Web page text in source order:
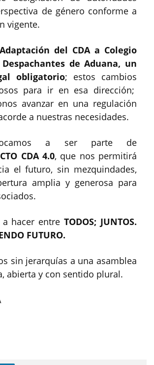
de género conforme a
vigente.
del CDA a Colegio
de Aduana, un
obligatorio; estos cambios
para ir en esa dirección;
avanzar en una regulación
a nuestras necesidades.
a ser parte de
CDA 4.0, que nos permitirá
el futuro, sin mezquindades,
amplia y generosa para
a hacer entreTODOS; JUNTOS.
FUTURO.
sin jerarquías a una asamblea
abierta y con sentido plural.